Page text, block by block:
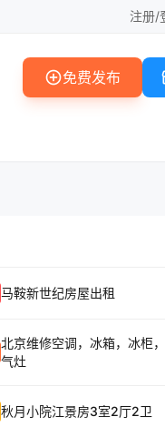
注册/
add_circle免费发布
马鞍新世纪房屋出租
北京维修空调，冰箱，冰柜
气灶
秋月小院江景房3室2厅2卫